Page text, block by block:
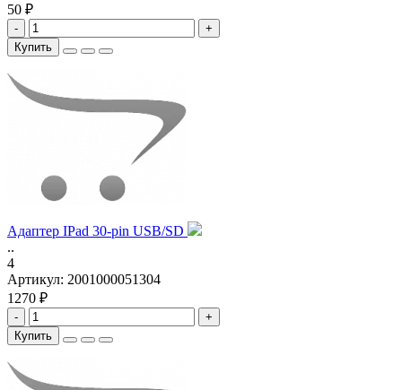
50 ₽
-
+
Купить
Адаптер IPad 30-pin USB/SD
..
4
Артикул: 2001000051304
1270 ₽
-
+
Купить